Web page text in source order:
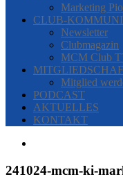
Marketing
CLUB-
Newsletter
Clubmagazin
MCM Club
Mitglied
PODCAST
AKTUELLES
KONTAKT
241024-mcm-ki-